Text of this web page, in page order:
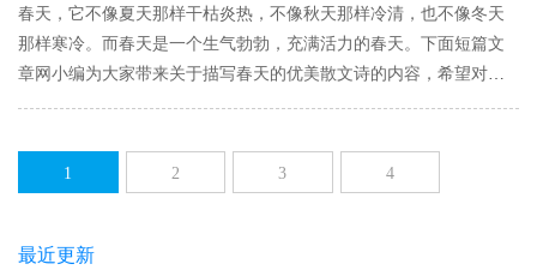
春天，它不像夏天那样干枯炎热，不像秋天那样冷清，也不像冬天
那样寒冷。而春天是一个生气勃勃，充满活力的春天。下面短篇文
章网小编为大家带来关于描写春天的优美散文诗的内容，希望对你
有用。关于描写春天的优美散文诗篇一：春天，蝴蝶的思念你来了
已不是秘密…
1 2 3 4
9
最近更新